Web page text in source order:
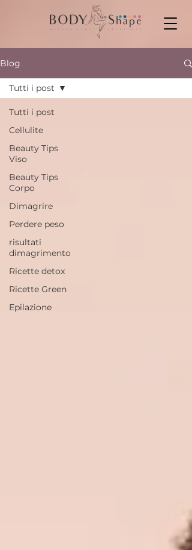
Blog
Tutti i post
Cellulite
Beauty Tips
Viso
Beauty Tips
Corpo
Dimagrire
Perdere peso
risultati
dimagrimento
Ricette detox
Ricette Green
Epilazione
Tutti i post